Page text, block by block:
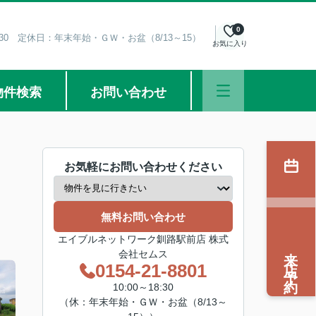
定休日：年末年始・ＧＷ・お盆（8/13～15） お気に入り
0
件検索 お問い合わせ
お気軽にお問い合わせください
無料お問い合わせ
エイブルネットワーク釧路駅前店 株式
会社セムス
0154-21-8801
10:00～18:30
（休：年末年始・ＧＷ・お盆（8/13～
来店予約